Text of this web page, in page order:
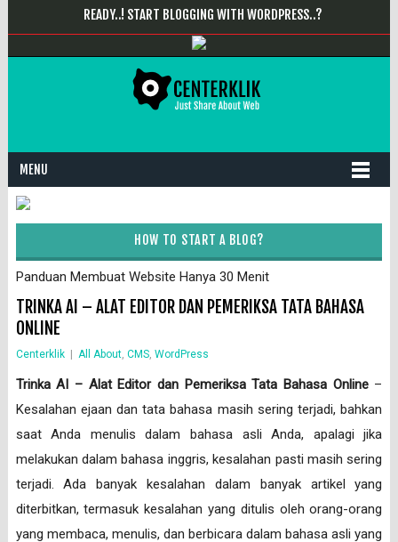
READY..! START BLOGGING WITH WORDPRESS..?
MENU
HOW TO START A BLOG?
Panduan Membuat Website Hanya 30 Menit
TRINKA AI – ALAT EDITOR DAN PEMERIKSA TATA BAHASA
ONLINE
Centerklik All About, CMS, WordPress
Trinka AI – Alat Editor dan Pemeriksa Tata Bahasa Online–
Kesalahan ejaan dan tata bahasa masih sering terjadi, bahkan
saat Anda menulis dalam bahasa asli Anda, apalagi jika
melakukan dalam bahasa inggris, kesalahan pasti masih sering
terjadi. Ada banyak kesalahan dalam banyak artikel yang
diterbitkan, termasuk kesalahan yang ditulis oleh orang-orang
yang membaca, menulis, dan berbicara dalam bahasa asli yang